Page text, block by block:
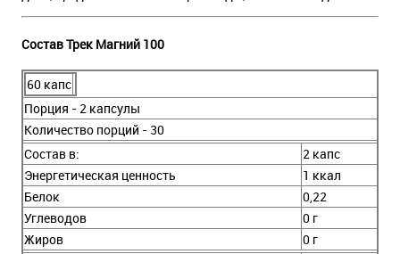
Состав Трек Магний 100
60 капс
Порция - 2 капсулы
Количество порций - 30
Состав в:
2 капс
Энергетическая ценность
1 ккал
Белок
0,22
Углеводов
0 г
Жиров
0 г